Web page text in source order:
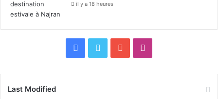
il y a 18 heures
Last Modified